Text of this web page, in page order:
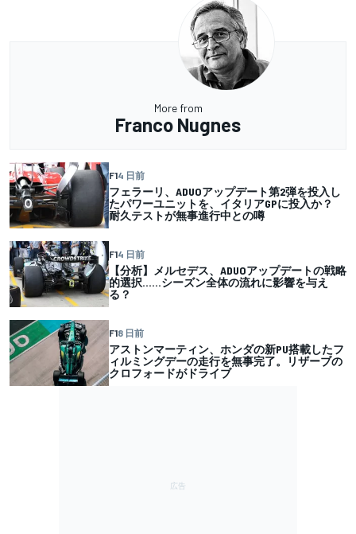
More from
Franco Nugnes
F14 日前
フェラーリ、ADUOアップデート第2弾を投入し
たパワーユニットを、イタリアGPに投入か？
耐久テストが無事進行中との噂
F14 日前
【分析】メルセデス、ADUOアップデートの戦略
的選択……シーズン全体の流れに影響を与え
る？
F18 日前
アストンマーティン、ホンダの新PU搭載したフ
ィルミングデーの走行を無事完了。リザーブの
クロフォードがドライブ